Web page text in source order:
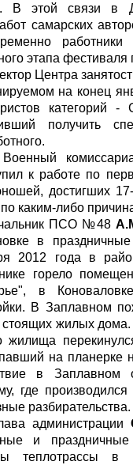
В этой связи в
самарских
работники
этапа фестиваля
Центра
на конец
категорий
получить
к работе по
достигших
каким-либо
ПСО №48
в
2012 года в
горело
в
В Заплавном
жилых дома.
жилища
на планерке
в Заплавном
где
разбирательства.
администрации
и праздничные
теплотрассы в